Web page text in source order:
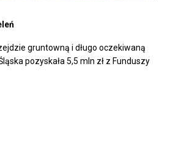
gruntowną i długo oczekiwaną
pozyskała 5,5 mln zł z Funduszy